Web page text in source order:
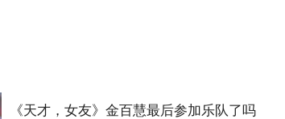
《天才，女友》金百慧最后参加乐队了吗